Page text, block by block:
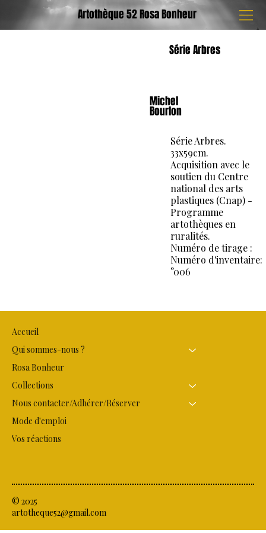
Artothèque 52 Rosa Bonheur
Série Arbres
Michel
Bourlon
Série Arbres.
33x59cm.
Acquisition avec le
soutien du Centre
national des arts
plastiques (Cnap) -
Programme
artothèques en
ruralités.
Numéro de tirage :
Numéro d'inventaire:
°006
Accueil
Qui sommes-nous ?
Rosa Bonheur
Collections
Nous contacter/Adhérer/Réserver
Mode d'emploi
Vos réactions
© 2025
artotheque52@gmail.com